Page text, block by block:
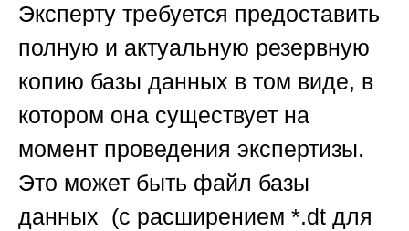
Эксперту требуется предоставить
полную и актуальную резервную
копию базы данных в том виде, в
котором она существует на
момент проведения экспертизы.
Это может быть файл базы
данных (с расширением *.dt для